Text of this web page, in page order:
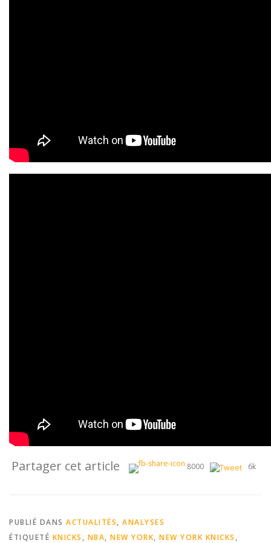
Partager cet article 8000 6k
PUBLIÉ DANS ACTUALITÉS, ANALYSES
ÉTIQUETÉ KNICKS , NBA, NEW YORK, NEW YORK KNICKS ,